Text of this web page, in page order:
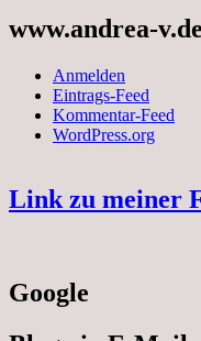
www.andrea-v.de
Anmelden
Eintrags-Feed
Kommentar-Feed
WordPress.org
Link zu meiner
Google